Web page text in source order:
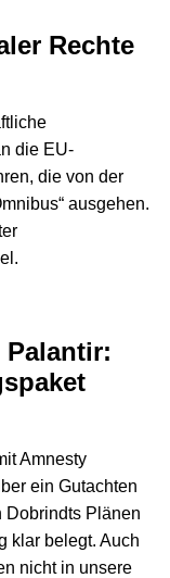
Rechte
die EU-
die von der
ausgehen.
Amnesty
ein Gutachten
Dobrindts Plänen
klar belegt. Auch
nicht in unsere